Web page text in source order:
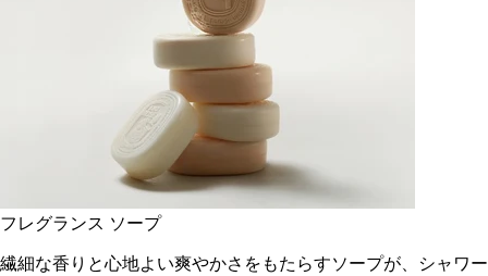
フレグランス ソープ
繊細な香りと心地よい爽やかさをもたらすソープが、シャワー